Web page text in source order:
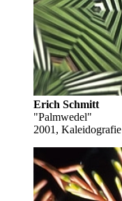
Erich Schmitt
"Palmwedel"
2001, Kaleidografie